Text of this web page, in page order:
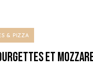
& PIZZA
et